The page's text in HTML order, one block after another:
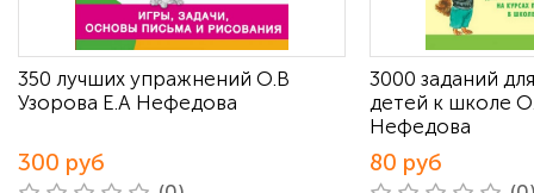
350 лучших упражнений О.В
Узорова Е.А Нефедова
300 руб
3000 заданий
детей к школе
Нефедова
80 руб